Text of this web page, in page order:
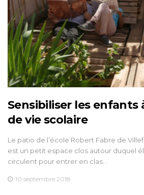
Sensibiliser les enfants
de vie scolaire
Le patio de l’école Robert Fabre de
est un petit espace clos autour duquel
circulent pour entrer en clas…
10 septembre 2018